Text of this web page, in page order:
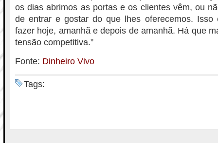
os dias abrimos as portas e os clientes vêm, ou
de entrar e gostar do que lhes oferecemos.
fazer hoje, amanhã e depois de amanhã. Há que
tensão competitiva.”
Fonte: Dinheiro Vivo
Tags: